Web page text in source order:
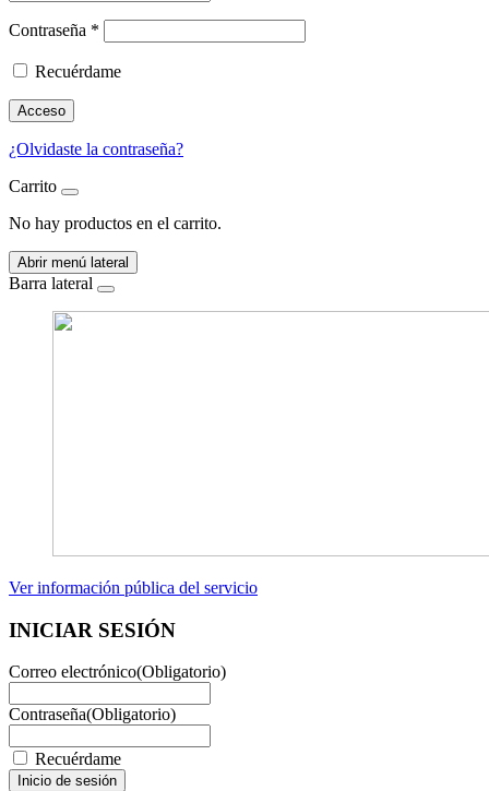
Contraseña *
Recuérdame
Acceso
¿Olvidaste la contraseña?
Carrito
No hay productos en el carrito.
Abrir menú lateral
Barra lateral
Ver información pública del servicio
INICIAR SESIÓN
Correo electrónico(Obligatorio)
Contraseña(Obligatorio)
Recuérdame